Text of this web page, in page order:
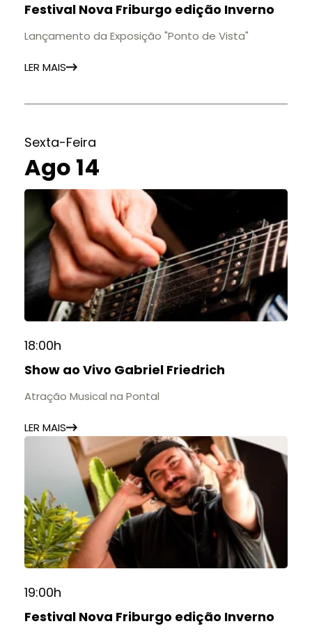
Festival Nova Friburgo edição Inverno
Lançamento da Exposição "Ponto de Vista"
LER MAIS
Sexta-Feira
Ago 14
18:00h
Show ao Vivo Gabriel Friedrich
Atração Musical na Pontal
LER MAIS
19:00h
Festival Nova Friburgo edição Inverno